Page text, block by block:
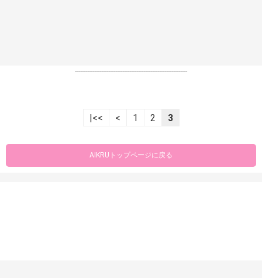
----------------------------------------------------------------
|<< < 1 2 3
AIKRUトップページに戻る